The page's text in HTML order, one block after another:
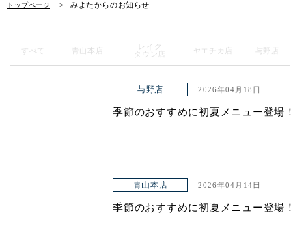
トップページ みよたからのお知らせ
メニュー 一覧
レイクタウン店
ヤエチカ店
店舗一覧
すべて 青山本店
レイク
タウン店
ヤエチカ店 与野店
与野店 2026年04月18日
季節のおすすめに初夏メニュー登場！
青山本店 2026年04月14日
季節のおすすめに初夏メニュー登場！